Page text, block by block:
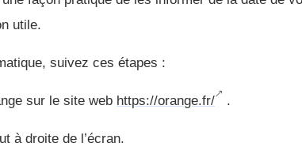
utile.
suivez ces étapes :
sur le site web https://orange.fr/ .
à droite de l’écran.